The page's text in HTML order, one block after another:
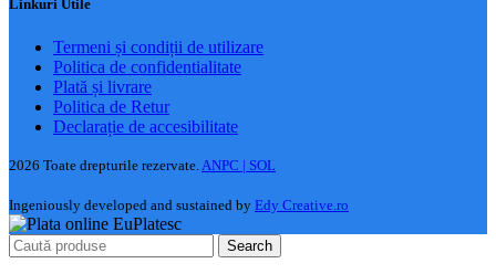
Linkuri Utile
Termeni și condiții de utilizare
Politica de confidentialitate
Plată și livrare
Politica de Retur
Declarație de accesibilitate
2026 Toate drepturile rezervate.ANPC | SOL
Ingeniously developed and sustained by Edy Creative.ro
Search